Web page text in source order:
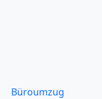
Büroumzug